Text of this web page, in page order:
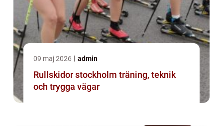
09 maj 2026 admin
Rullskidor stockholm träning, teknik
och trygga vägar